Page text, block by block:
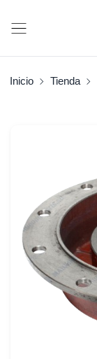
Inicio Tienda